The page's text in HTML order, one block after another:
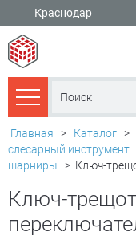
Краснодар
Каталог товаров
Главная > Каталог >
слесарный инструмент
шарниры
> Ключ-
Ключ-